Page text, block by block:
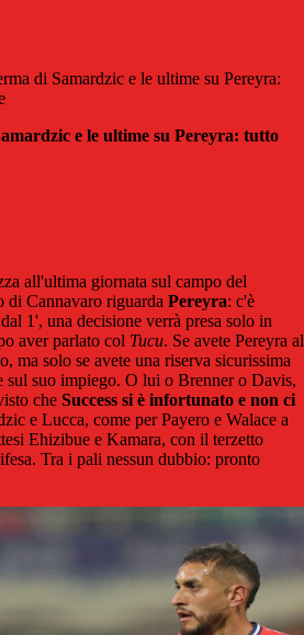
di Samardzic e le ultime su Pereyra:
e le ultime su Pereyra: tutto
all'ultima giornata sul campo del
di Cannavaro riguarda Pereyra: c'è
1', una decisione verrà presa solo in
aver parlato col Tucu. Se avete Pereyra al
ma solo se avete una riserva sicurissima
sul suo impiego. O lui o Brenner o Davis,
che Success si è infortunato e non ci
e Lucca, come per Payero e Walace a
Ehizibue e Kamara, con il terzetto
Tra i pali nessun dubbio: pronto